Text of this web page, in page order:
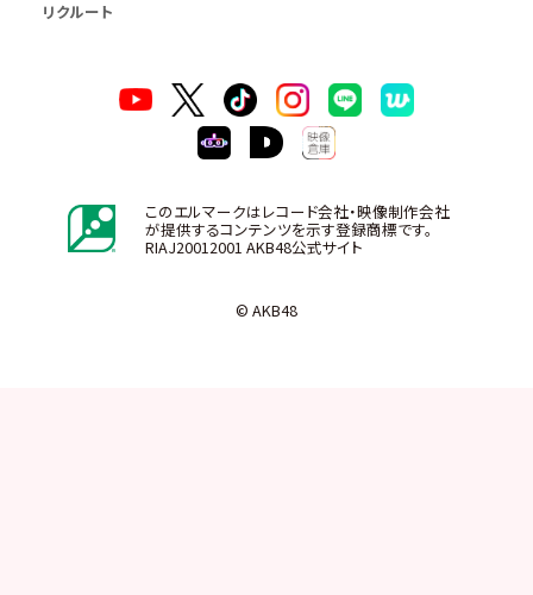
リクルート
このエルマークはレコード会社・映像制作会社
が提供するコンテンツを示す登録商標です。
RIAJ20012001 AKB48公式サイト
© AKB48